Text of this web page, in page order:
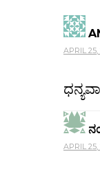
APRIL
APRIL